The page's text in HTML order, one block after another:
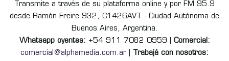
Transmite a través de su plataforma online y por FM 95.9
desde Ramón Freire 932, C1426AVT - Ciudad Autónoma de
Buenos Aires, Argentina.
Whatsapp oyentes: +54 911 7082 0959 | Comercial:
comercial@alphamedia.com.ar
Trabajá con nosotros: